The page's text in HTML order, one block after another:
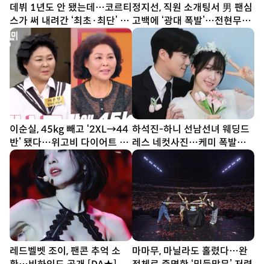
데뷔 1년도 안 됐는데…코르티
스가 써 내려간 ‘최초·최단’ 기
록
정지선, 직원 소개팅서 男 팬심
고백에 ‘광대 폭발’…전현무
“집에 좀 가!” (사당귀)
이순실, 45kg 빼고 ‘2XL→44
반’ 됐다…위고비 다이어트 결
과
하석진-하니 선남선녀 웨딩드
레스 네컷사진…케미 폭발
[DA★]
레드벨벳 조이, 팬콘 추억 소
마마무, 마닐라도 홀렸다…완